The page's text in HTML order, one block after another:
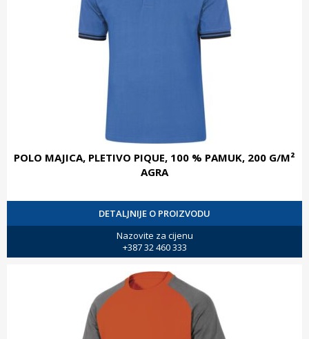
POLO MAJICA, PLETIVO PIQUE, 100 % PAMUK, 200 G/M²
AGRA
DETALJNIJE O PROIZVODU
Nazovite za cijenu
+387 32 460 333